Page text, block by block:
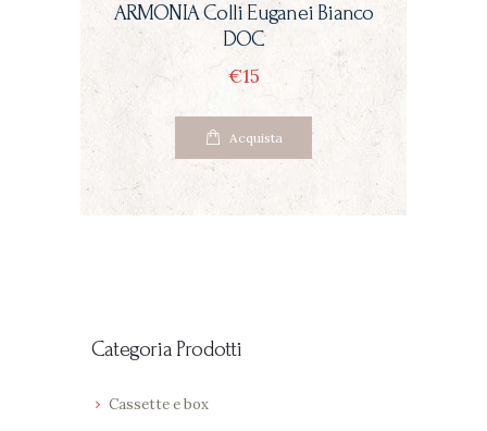
ARMONIA Colli Euganei Bianco
DOC
€15
Acquista
Questo
prodotto
Categoria Prodotti
Cassette e box